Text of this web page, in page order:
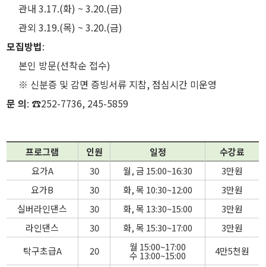
관내 3.17.(화) ~ 3.20.(금)
관외 3.19.(목) ~ 3.20.(금)
모집방법:
본인 방문(선착순 접수)
※ 신분증 및 감면 증빙서류 지참, 점심시간 미운영
문 의: ☎252-7736, 245-5859
프로그램 인원 일정
수강료
요가A
30 월, 금 15:00~16:30
3만원
요가B
30 화, 목 10:30~12:00
3만원
실버라인댄스
30 화, 목 13:30~15:00
3만원
라인댄스
30 화, 목 15:30~17:00
3만원
탁구초급A
20 월 15:00~17:00
수 13:00~15:00
4만5천원